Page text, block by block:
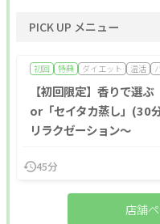
PICK UP メニュー
初回 特典 ダイエット 温活
【初回限定】香りで選
or「セイタカ蒸し」(30
リラクゼーション〜
45分
店舗